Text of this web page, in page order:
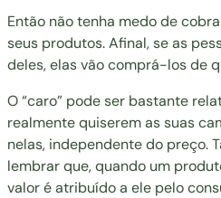
Então não tenha medo de
seus produtos. Afinal, se as
deles, elas vão comprá-los de
O “caro” pode ser bastante
realmente quiserem as suas
nelas, independente do preço.
lembrar que, quando um
valor é atribuído a ele pelo